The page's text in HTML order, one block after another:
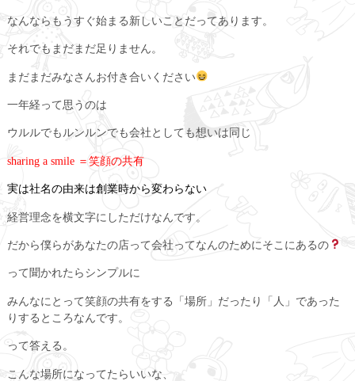
なんならもうすぐ始まる新しいことだってあります。
それでもまだまだ足りません。
まだまだみなさんお付き合いください
一年経って思うのは
ウルルでもルンルンでも会社としても想いは同じ
sharing a smile ＝笑顔の共有
実は社名の由来は創業時から変わらない
経営理念を横文字にしただけなんです。
だから僕らがあなたの店って会社ってなんのためにそこにあるの
って聞かれたらシンプルに
みんなにとって笑顔の共有をする「場所」だったり「人」であった
りするところなんです。
って答える。
こんな場所になってたらいいな、